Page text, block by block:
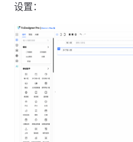
设置：